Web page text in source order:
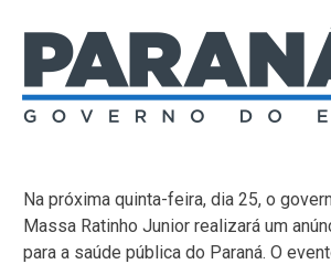
Na próxima quinta-feira, dia 25, o
Massa Ratinho Junior realizará um
para a saúde pública do Paraná. O